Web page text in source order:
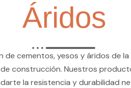
Áridos
de cementos, yesos y áridos de
construcción. Nuestros
la resistencia y durabilidad